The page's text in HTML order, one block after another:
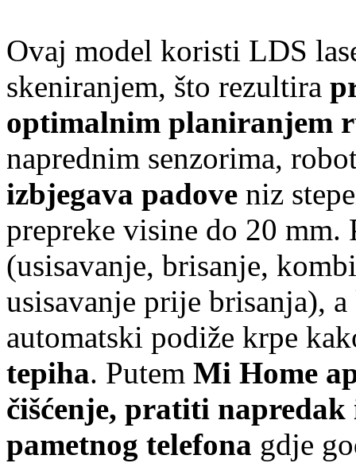
Ovaj model koristi LDS
skeniranjem, što rezultira
optimalnim planiranjem
naprednim senzorima,
izbjegava padove niz
prepreke visine do 20 mm.
(usisavanje, brisanje,
usisavanje prije brisanja),
automatski podiže krpe
tepiha. Putem Mi Home
čišćenje, pratiti
pametnog telefona gdje